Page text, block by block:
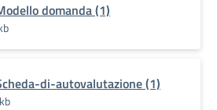
domanda (1)
di-autovalutazione (1)